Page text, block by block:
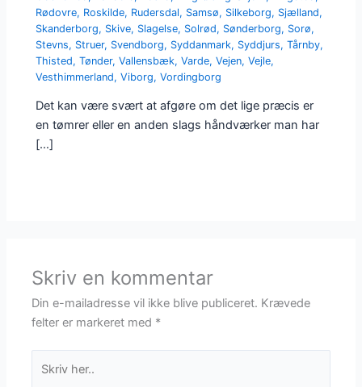
Rødovre, Roskilde, Rudersdal, Samsø, Silkeborg, Sjælland,
Skanderborg, Skive, Slagelse, Solrød, Sønderborg, Sorø,
Stevns, Struer, Svendborg, Syddanmark, Syddjurs,Tårnby,
Thisted,Tønder,Vallensbæk,Varde,Vejen,Vejle,
Vesthimmerland,Viborg,Vordingborg
Det kan være svært at afgøre om det lige præcis er
en tømrer eller en anden slags håndværker man har
[…]
Skriv en kommentar
Din e-mailadresse vil ikke blive publiceret. Krævede
felter er markeret med *
her..